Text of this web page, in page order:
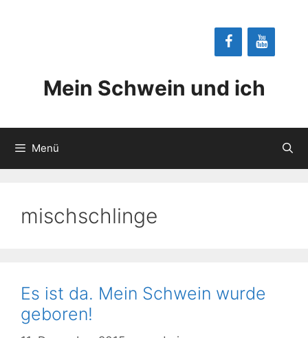
Mein Schwein und ich
Menü
mischschlinge
Es ist da. Mein Schwein wurde
geboren!